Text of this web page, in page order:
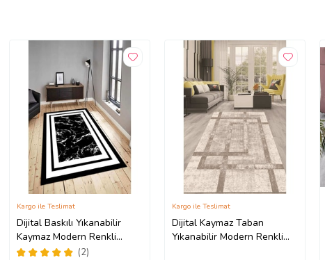
Dijital Baskılı Yıkanabilir
Kaymaz Modern Renkli
Salon Halısı Mutfak Halısı
(2)
Kargo ile Teslimat
Dijital Kaymaz Taban
Yıkanabilir Modern Renkli
Kargo ile Teslimat